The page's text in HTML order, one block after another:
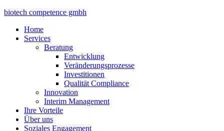
biotech competence gmbh
Home
Services
Beratung
Entwicklung
Veränderungsprozesse
Investitionen
Qualität Compliance
Innovation
Interim Management
Ihre Vorteile
Über uns
Soziales Engagement